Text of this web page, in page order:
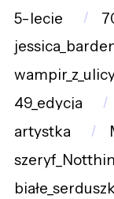
5-lecie
49_edycja
artystka